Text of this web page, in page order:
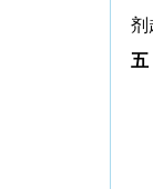
剂
五